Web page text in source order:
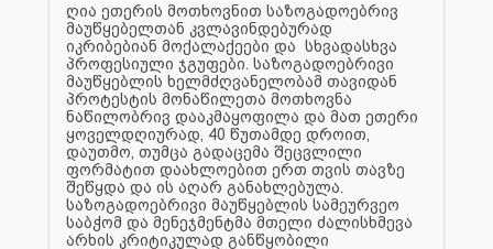
ღია ეთერის მოთხოვნით საზოგადოებრივ
მაუწყებელთან კვლავინდებურად
იკრიბებიან მოქალაქეები და სხვადასხვა
პროფესიული ჯგუფები. საზოგადოებრივი
მაუწყებლის ხელმძღვანელობამ თავიდან
პროტესტის მონაწილეთა მოთხოვნა
ნაწილობრივ დააკმაყოფილა და მათ ეთერი
ყოველდღიურად, 40 წუთამდე დროით,
დაუთმო, თუმცა გადაცემა შეცვლილი
ფორმატით დაახლოებით ერთ თვის თავზე
შეწყდა და ის აღარ განახლებულა.
საზოგადოებრივი მაუწყებლის სამეურვეო
საბჭომ და მენეჯმენტმა მთელი ძალისხმევა
არხის კრიტიკულად განწყობილი